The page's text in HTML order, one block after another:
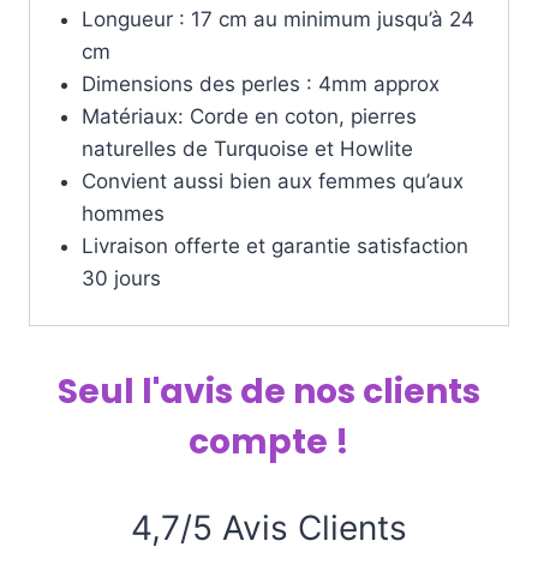
Longueur : 17 cm au minimum jusqu’à 24
cm
Dimensions des perles : 4mm approx
Matériaux: Corde en coton, pierres
naturelles de Turquoise et Howlite
Convient aussi bien aux femmes qu’aux
hommes
Livraison offerte et garantie satisfaction
30 jours
Seul l'avis de nos clients
compte !
4,7/5 Avis Clients